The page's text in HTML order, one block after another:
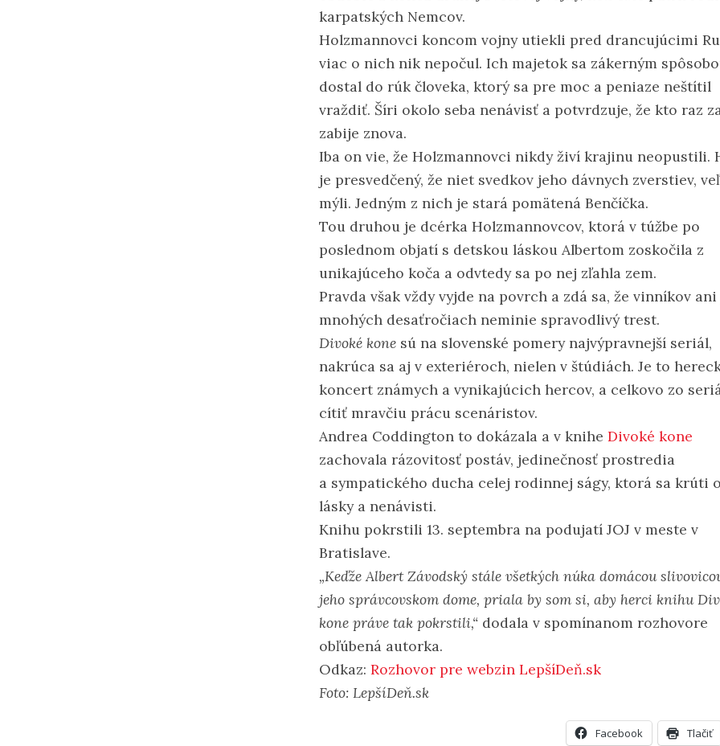
karpatských Nemcov.
Holzmannovci koncom vojny utiekli pred drancujúcimi
viac o nich nik nepočul. Ich majetok sa zákerným
dostal do rúk človeka, ktorý sa pre moc a peniaze neštítil
vraždiť. Šíri okolo seba nenávisť a potvrdzuje, že kto raz
zabije znova.
Iba on vie, že Holzmannovci nikdy živí krajinu neopustili.
je presvedčený, že niet svedkov jeho dávnych zverstiev,
mýli. Jedným z nich je stará pomätená Benčíčka.
Tou druhou je dcérka Holzmannovcov, ktorá v túžbe po
poslednom objatí s detskou láskou Albertom zoskočila z
unikajúceho koča a odvtedy sa po nej zľahla zem.
Pravda však vždy vyjde na povrch a zdá sa, že vinníkov
mnohých desaťročiach neminie spravodlivý trest.
Divoké kone sú na slovenské pomery najvýpravnejší seriál,
nakrúca sa aj v exteriéroch, nielen v štúdiách. Je to
koncert známych a vynikajúcich hercov, a celkovo zo
cítiť mravčiu prácu scenáristov.
Andrea Coddington to dokázala a v knihe Divoké kone
zachovala rázovitosť postáv, jedinečnosť prostredia
a sympatického ducha celej rodinnej ságy, ktorá sa krúti
lásky a nenávisti.
Knihu pokrstili 13. septembra na podujatí JOJ v meste v
Bratislave.
„Keďže Albert Závodský stále všetkých núka domácou
jeho správcovskom dome, priala by som si, aby herci knihu
kone práve tak pokrstili,“ dodala v spomínanom rozhovore
obľúbená autorka.
Odkaz: Rozhovor pre webzin LepšíDeň.sk
Foto: LepšíDeň.sk
Facebook Tlačiť